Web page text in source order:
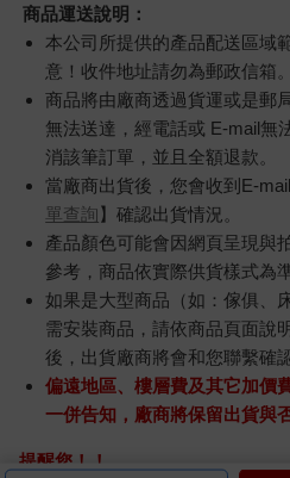
商品運送說明：
本公司所提供的產品配送區域
意！收件地址請勿為郵政信箱。
商品將由廠商透過貨運或是郵
無法送達，經電話或 E-mail無
消該筆訂單，並且全額退款。
當廠商出貨後，您會收到E-
單查詢】確認出貨情況。
產品顏色可能會因網頁呈現與
參考，商品依實際供貨樣式為準
如果是大型商品（如：傢俱、
需安裝商品，請依商品頁面說
後，出貨廠商將會和您聯繫確
偏遠地區、樓層費及其它加價
一併告知，廠商將保留出貨與
提醒您！！